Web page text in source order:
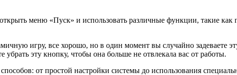
меню «Пуск» и использовать различные функции, такие
игру, все хорошо, но в один момент вы случайно задеваете
эту кнопку, чтобы она больше не отвлекала вас от работы.
от простой настройки системы до использования